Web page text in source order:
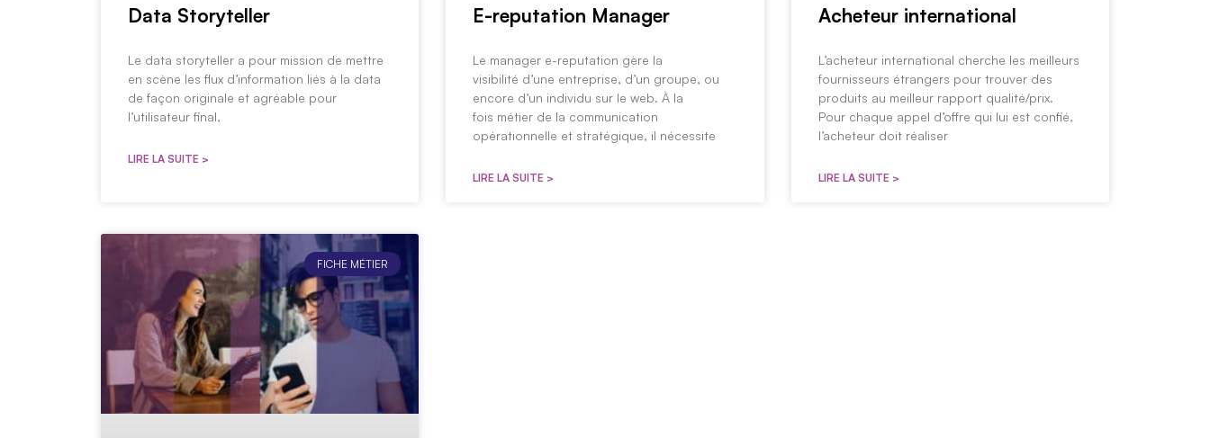
Data Storyteller
Le data storyteller a pour mission de mettre
en scène les flux d’information liés à la data
de façon originale et agréable pour
l’utilisateur final,
LIRE LA SUITE >
E-reputation Manager
Le manager e-reputation gère la
visibilité d’une entreprise, d’un groupe, ou
encore d’un individu sur le web. À la
fois métier de la communication
opérationnelle et stratégique, il nécessite
LIRE LA SUITE >
Acheteur international
L’acheteur international cherche les meilleurs
fournisseurs étrangers pour trouver des
produits au meilleur rapport qualité/prix.
Pour chaque appel d’offre qui lui est confié,
l’acheteur doit réaliser
LIRE LA SUITE >
FICHE MÉTIER